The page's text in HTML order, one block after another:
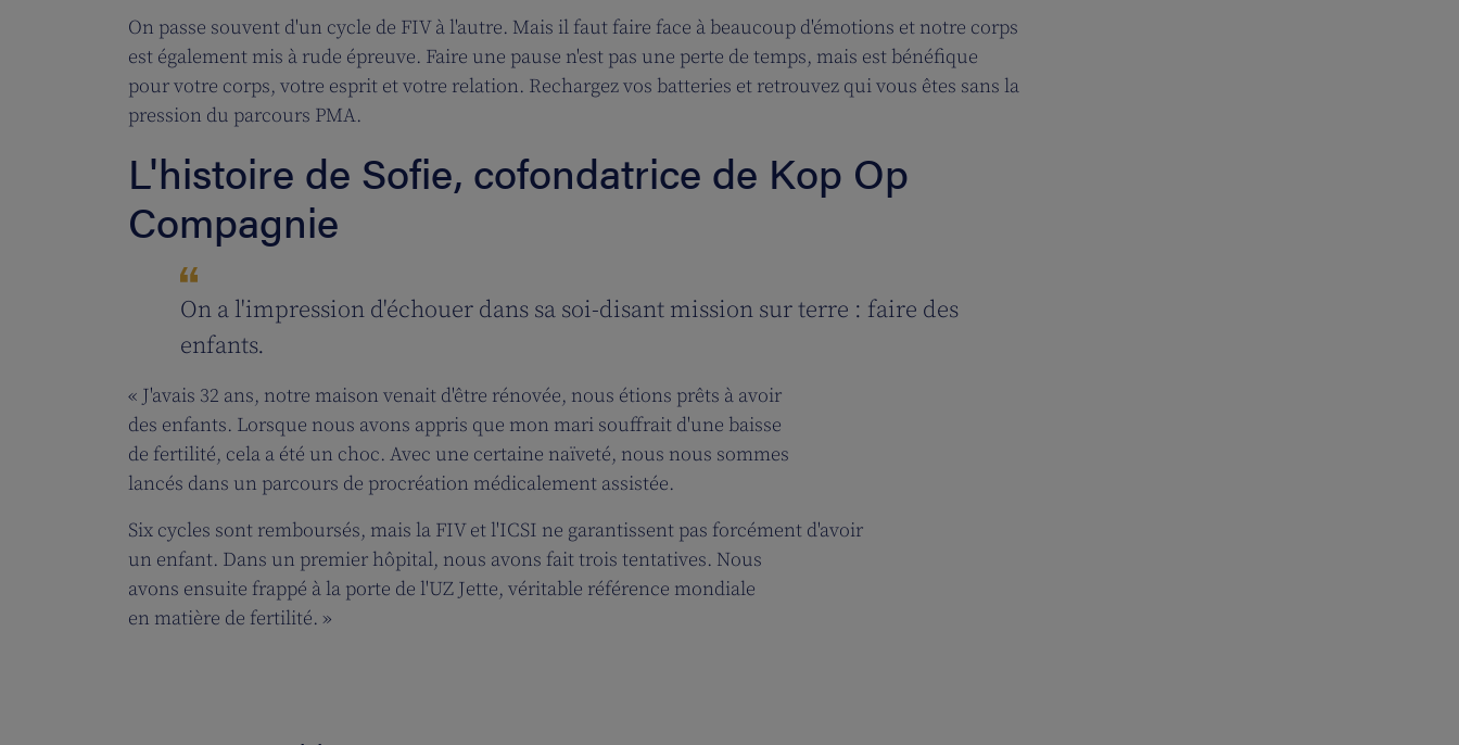
On passe souvent d'un cycle de FIV à l'autre. Mais il faut faire face à beaucoup d'émotions et notre corps
est également mis à rude épreuve. Faire une pause n'est pas une perte de temps, mais est bénéfique
pour votre corps, votre esprit et votre relation. Rechargez vos batteries et retrouvez qui vous êtes sans la
pression du parcours PMA.
L'histoire de Sofie, cofondatrice de Kop Op
Compagnie
On a l'impression d'échouer dans sa soi-disant mission sur terre : faire des
enfants.
« J'avais 32 ans, notre maison venait d'être rénovée, nous étions prêts à avoir
des enfants. Lorsque nous avons appris que mon mari souffrait d'une baisse
de fertilité, cela a été un choc. Avec une certaine naïveté, nous nous sommes
lancés dans un parcours de procréation médicalement assistée.
Six cycles sont remboursés, mais la FIV et l'ICSI ne garantissent pas forcément d'avoir
un enfant. Dans un premier hôpital, nous avons fait trois tentatives. Nous
avons ensuite frappé à la porte de l'UZ Jette, véritable référence mondiale
en matière de fertilité. »